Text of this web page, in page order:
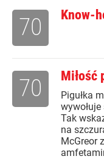
Know-
70
Miłość
Pigułka
Tak
na
McGreor
70